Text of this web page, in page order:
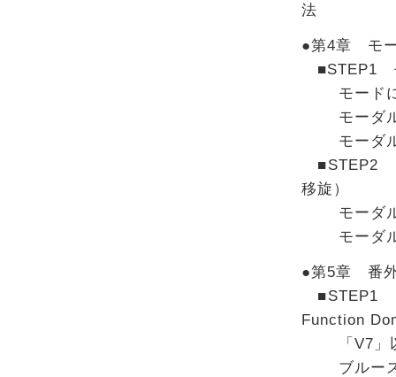
法
●第4章 モ
■STEP1
モードに
モーダル
モーダル
■STEP2
移旋）
モーダル
モーダル
●第5章 番
■STEP1
Function
「V7」以
ブルー